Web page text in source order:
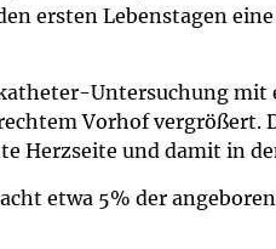
ersten Lebenstagen
Untersuchung mit
Vorhof vergrößert.
Herzseite und damit in
etwa 5% der